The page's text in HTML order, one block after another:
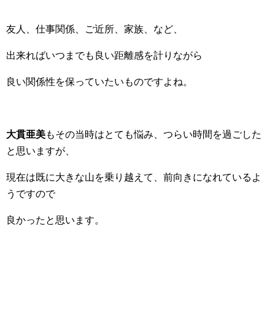
友人、仕事関係、ご近所、家族、など、
出来ればいつまでも良い距離感を計りながら
良い関係性を保っていたいものですよね。
大貫亜美もその当時はとても悩み、つらい時間を過ごした
と思いますが、
現在は既に大きな山を乗り越えて、前向きになれているよ
うですので
良かったと思います。